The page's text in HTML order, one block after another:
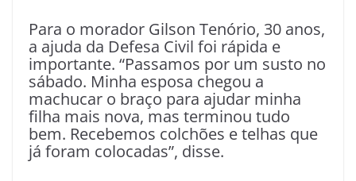
Para o morador Gilson Tenório, 30 anos,
a ajuda da Defesa Civil foi rápida e
importante. “Passamos por um susto no
sábado. Minha esposa chegou a
machucar o braço para ajudar minha
filha mais nova, mas terminou tudo
bem. Recebemos colchões e telhas que
já foram colocadas”, disse.